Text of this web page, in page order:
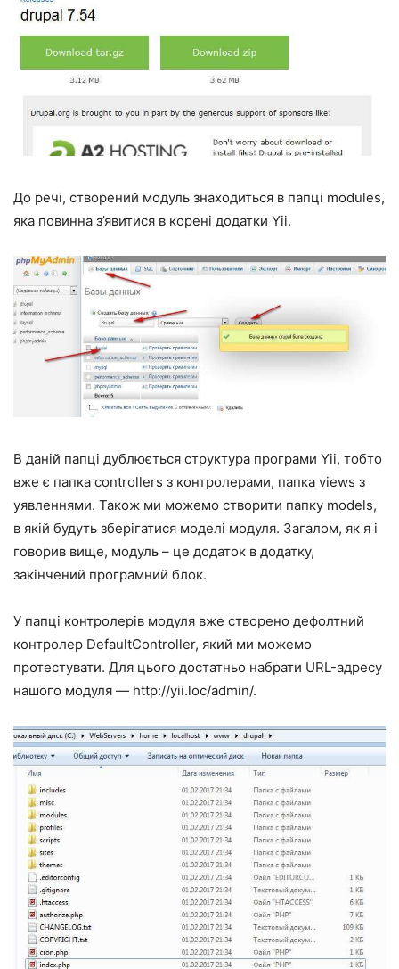
До речі, створений модуль знаходиться в папці modules,
яка повинна з’явитися в корені додатки Yii.
В даній папці дублюється структура програми Yii, тобто
вже є папка controllers з контролерами, папка views з
уявленнями. Також ми можемо створити папку models,
в якій будуть зберігатися моделі модуля. Загалом, як я і
говорив вище, модуль – це додаток в додатку,
закінчений програмний блок.
У папці контролерів модуля вже створено дефолтний
контролер DefaultController, який ми можемо
протестувати. Для цього достатньо набрати URL-адресу
нашого модуля — http://yii.loc/admin/.